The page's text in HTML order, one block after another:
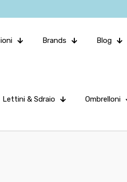
Brands Blog
Lettini & Sdraio Ombrelloni